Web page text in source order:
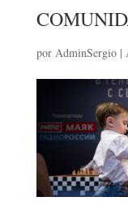
por AdminSergio|